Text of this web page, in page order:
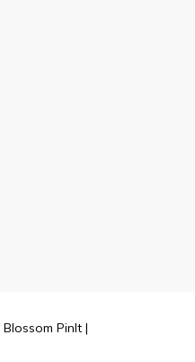
Blossom PinIt |